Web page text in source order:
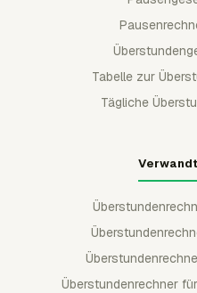
Tabelle zur
Tägliche
Überstundenrechner